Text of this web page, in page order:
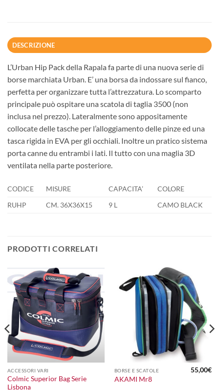
DESCRIZIONE
L’Urban Hip Pack della Rapala fa parte di una nuova serie di
borse marchiata Urban. E’ una borsa da indossare sul fianco,
perfetta per organizzare tutta l’attrezzatura. Lo scomparto
principale può ospitare una scatola di taglia 3500 (non
inclusa nel prezzo). Lateralmente sono appositamente
collocate delle tasche per l’alloggiamento delle pinze ed una
tasca rigida in EVA per gli occhiali. Inoltre un pratico sistema
porta canne du entrambi i lati. Il tutto con una maglia 3D
ventilata nella parte posteriore.
CODICE MISURE CAPACITA’
COLORE
RUHP
CM. 36X36X15 9 L CAMO BLACK
PRODOTTI CORRELATI
ACCESSORI VARI
Colmic Superior Bag Serie
Lisbona
BORSE E SCATOLE
AKAMI Mr8
55,00€